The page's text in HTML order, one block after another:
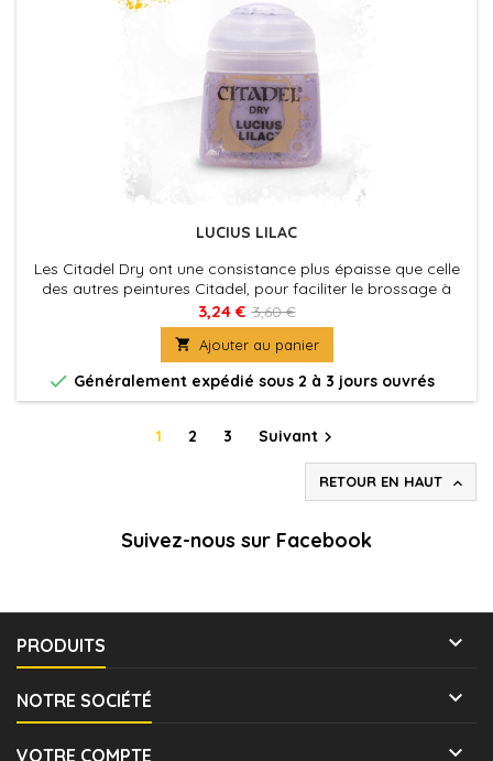
LUCIUS LILAC
Les Citadel Dry ont une consistance plus épaisse que celle
des autres peintures Citadel, pour faciliter le brossage à
sec, qui est une technique commode pour faire ressortir les
détails d'une figurine, ou pour appliquer les éclaircissements
vite et facilement.
3,24 € 3,60 €
 Ajouter au panier
 Généralement expédié sous 2 à 3 jours ouvrés
1 2 3 Suivant
RETOUR EN HAUT 
Suivez-nous sur Facebook
PRODUITS 
NOTRE SOCIÉTÉ 
VOTRE COMPTE 